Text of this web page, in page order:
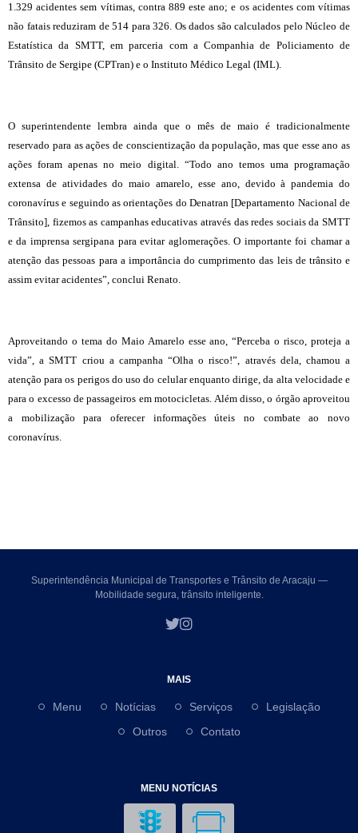
1.329 acidentes sem vítimas, contra 889 este ano; e os acidentes com vítimas
não fatais reduziram de 514 para 326. Os dados são calculados pelo Núcleo de
Estatística da SMTT, em parceria com a Companhia de Policiamento de
Trânsito de Sergipe (CPTran) e o Instituto Médico Legal (IML).
O superintendente lembra ainda que o mês de maio é tradicionalmente
reservado para as ações de conscientização da população, mas que esse ano as
ações foram apenas no meio digital. “Todo ano temos uma programação
extensa de atividades do maio amarelo, esse ano, devido à pandemia do
coronavírus e seguindo as orientações do Denatran [Departamento Nacional de
Trânsito], fizemos as campanhas educativas através das redes sociais da SMTT
e da imprensa sergipana para evitar aglomerações. O importante foi chamar a
atenção das pessoas para a importância do cumprimento das leis de trânsito e
assim evitar acidentes”, conclui Renato.
Aproveitando o tema do Maio Amarelo esse ano, “Perceba o risco, proteja a
vida”, a SMTT criou a campanha “Olha o risco!”, através dela, chamou a
atenção para os perigos do uso do celular enquanto dirige, da alta velocidade e
para o excesso de passageiros em motocicletas. Além disso, o órgão aproveitou
a mobilização para oferecer informações úteis no combate ao novo
coronavírus.
Superintendência Municipal de Transportes e Trânsito de Aracaju —
Mobilidade segura, trânsito inteligente.
MAIS
Menu Notícias Serviços
Legislação
Outros
Contato
MENU NOTÍCIAS